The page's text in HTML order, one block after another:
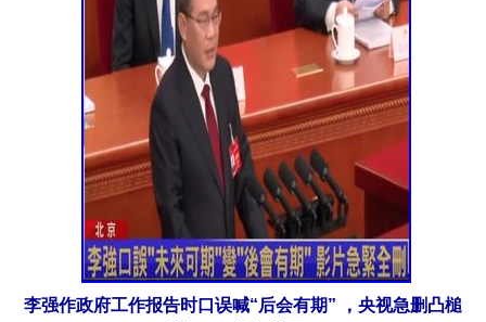
李强作政府工作报告时口误喊“后会有期” ，央视急删凸槌